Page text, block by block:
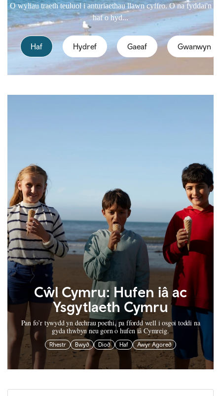
O wyliau traeth teuluol i anturiaethau llawn cyffro. O na fyddai'n
haf o hyd...
Haf Hydref Gaeaf Gwanwyn
Cŵl Cymru: Hufen iâ ac
Ysgytlaeth Cymru
Pan fo’r tywydd yn dechrau poethi, pa ffordd well i osgoi toddi na
gyda thwbyn neu gorn o hufen iâ Cymreig.
Rhestr Bwyd Diod Haf Awyr Agored